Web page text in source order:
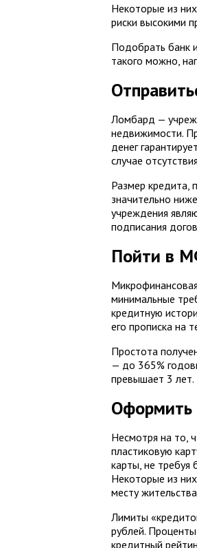
Некоторые из
риски высокими
Подобрать банк
такого можно,
Ломбард —
недвижимости.
денег
случае
Размер кредита,
значительно
учреждения
подписания
Пойти в
минимальные
кредитную
его прописка на
Простота
— до 365%
превышает 3 лет.
Оформить
Несмотря на то,
пластиковую
карты, не требуя
Некоторые из
месту
Лимиты
рублей.
кредитный